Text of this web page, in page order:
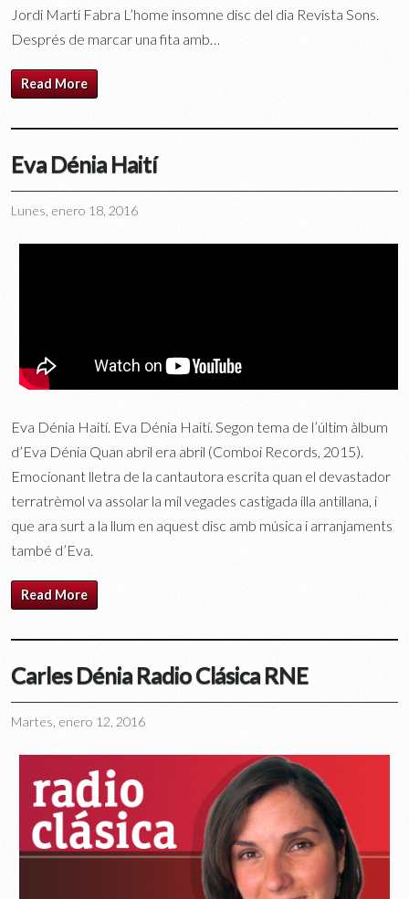
Jordi Martí Fabra L’home insomne disc del dia Revista Sons.
Després de marcar una fita amb…
Read More
Eva Dénia Haití
Lunes, enero 18, 2016
Eva Dénia Haití. Eva Dénia Haití. Segon tema de l’últim àlbum
d’Eva Dénia Quan abril era abril (Comboi Records, 2015).
Emocionant lletra de la cantautora escrita quan el devastador
terratrèmol va assolar la mil vegades castigada illa antillana, i
que ara surt a la llum en aquest disc amb música i arranjaments
també d’Eva.
Read More
Carles Dénia Radio Clásica RNE
Martes, enero 12, 2016